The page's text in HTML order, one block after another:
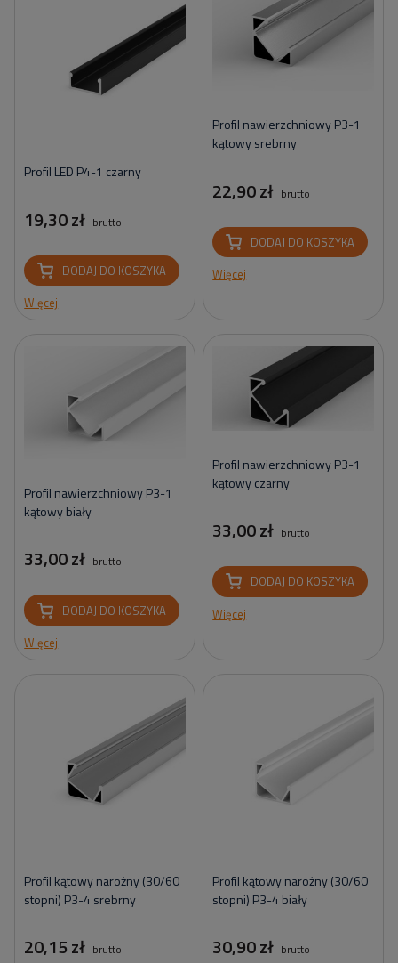
Profil LED P4-1 czarny
19,30 zł brutto
DODAJ DO KOSZYKA
Więcej
Profil nawierzchniowy P3-1
kątowy srebrny
22,90 zł brutto
DODAJ DO KOSZYKA
Więcej
Profil nawierzchniowy P3-1
kątowy biały
33,00 zł brutto
DODAJ DO KOSZYKA
Więcej
Profil nawierzchniowy P3-1
kątowy czarny
33,00 zł brutto
DODAJ DO KOSZYKA
Więcej
Profil kątowy narożny (30/60
stopni) P3-4 srebrny
20,15 zł brutto
Profil kątowy narożny (30/60
stopni) P3-4 biały
30,90 zł brutto